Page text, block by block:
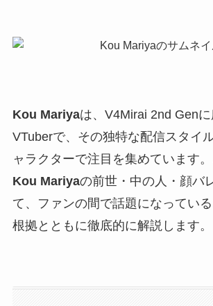
Kou Mariyaは、V4Mirai 2nd Gen
VTuberで、その独特な配信スタイ
ャラクターで注目を集めています
Kou Mariyaの前世・中の人・顔バ
て、ファンの間で話題になってい
根拠とともに徹底的に解説します。